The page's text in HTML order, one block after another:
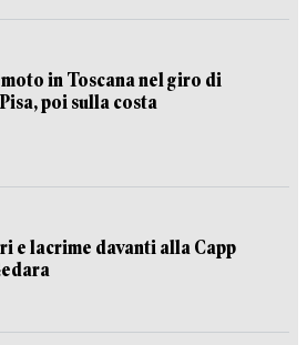
in Toscana nel giro di
poi sulla costa
e lacrime davanti alla Capp